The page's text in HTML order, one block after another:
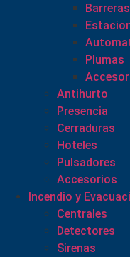
Barreras
Plumas
Antihurto
Presencia
Cerraduras
Hoteles
Pulsadores
Accesorios
Incendio y
Centrales
Detectores
Sirenas